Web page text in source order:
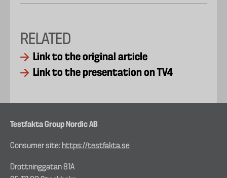
RELATED
Link to the original article
Link to the presentation on TV4
Testfakta Group Nordic AB
Consumer site: https://testfakta.se
Drottninggatan 81A